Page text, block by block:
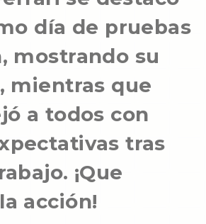
día de pruebas
mostrando su
mientras que
a todos con
tras
¡Que
acción!